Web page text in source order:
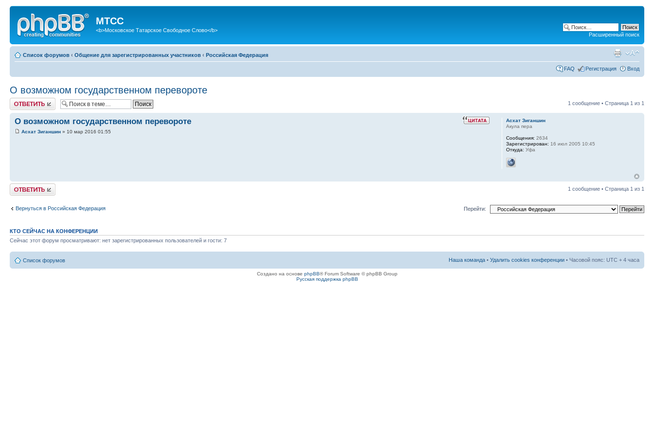
МТСС
<b>Московское Татарское Свободное Слово</b>
Расширенный поиск
Список форумов ‹ Общение для зарегистрированных участников ‹ Российская Федерация
FAQ Регистрация Вход
О возможном государственном перевороте
Ответить 1 сообщение • Страница 1 из 1
О возможном государственном перевороте
Асхат Зиганшин » 10 мар 2016 01:55
Асхат Зиганшин
Акула пера
Сообщения: 2634
Зарегистрирован: 16 июл 2005 10:45
Откуда: Уфа
Ответить 1 сообщение • Страница 1 из 1
Вернуться в Российская Федерация Перейти:
КТО СЕЙЧАС НА КОНФЕРЕНЦИИ
Сейчас этот форум просматривают: нет зарегистрированных пользователей и гости: 7
Список форумов Наша команда • Удалить cookies конференции • Часовой пояс: UTC + 4 часа
Создано на основе phpBB® Forum Software © phpBB Group
Русская поддержка phpBB